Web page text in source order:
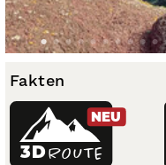
Fakten
ROUTE
3D
NEU